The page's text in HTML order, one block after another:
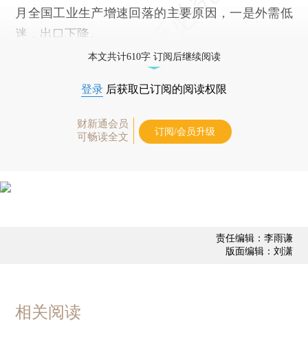
月全国工业生产增速回落的主要原因，一是外需低
迷，出口下降。
本文共计610字 订阅后继续阅读
登录 后获取已订阅的阅读权限
财新通会员
可畅读全文
订阅/会员升级
责任编辑：李雨谦
版面编辑：刘潇
相关阅读